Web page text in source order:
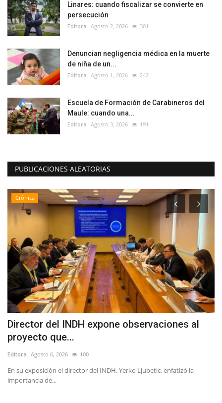
Linares: cuando fiscalizar se convierte en
persecución
Editora Agosto 2, 2026 301
Denuncian negligencia médica en la muerte
de niña de un...
Editora Agosto 1, 2026 242
Escuela de Formación de Carabineros del
Maule: cuando una...
Editora Agosto 3, 2026 191
PUBLICACIONES ALEATORIAS
Crónica
Director del INDH expone observaciones al
proyecto que...
Editora Agosto 6, 2026 100
En su exposición el director del INDH, Yerko Ljubetic, enfatizó la
importancia de...